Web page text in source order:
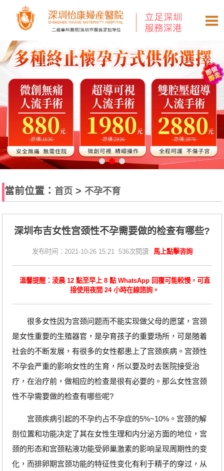
當前位置： 首页 > 不孕不育
深圳布吉女性宫颈性不孕需要做的检查有哪些?
发布时间：2021-10-26 15:21 536次閱讀 馬上點擊咨詢
溫馨提醒：淩晨 12 點至早上 8 點 WhatsApp 回覆可能較慢，可直
接使用夜間 24 小時在線諮詢。
很多女性因为宫颈问题而不能实现做父母的愿望，宫颈
是女性重要的生殖器官，是孕育孩子的重要场所，可是随着
社会的不断发展，有很多的女性都患上了宫颈疾病。宫颈性
不孕会严重的影响女性的生育，所以要及时去医院接受治
疗，在治疗前，做相应的检查是很有必要的。那么女性宫颈
性不孕需要做的检查有哪些呢?
宫颈疾病引起的不孕约占不孕症的5%~10%。宫颈的解
剖位置和功能决定了其在女性生理和内分泌方面的地位，宫
颈的形态和宫颈粘液功能受卵巢激素的影响呈现周期性的变
化，而排卵期宫颈功能的特征性变化有利于精子的穿过，从